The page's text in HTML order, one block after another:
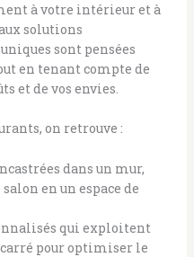
à votre intérieur et à
solutions
sont pensées
en tenant compte de
et de vos envies.
on retrouve :
dans un mur,
en un espace de
qui exploitent
pour optimiser le